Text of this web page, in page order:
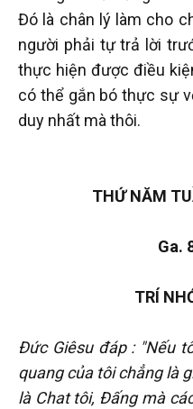
Đó là chân lý làm cho
người phải tự trả lời
thực hiện được điều
có thể gắn bó thực sự
duy nhất mà thôi.
THỨ NĂM
Ga.
TRÍ
Đức Giêsu đáp : "Nếu
quang của tôi chẳng là
là Chat tôi, Đấng mà